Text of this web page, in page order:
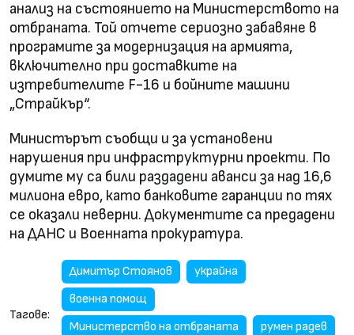
анализ на състоянието на Министерството на
отбраната. Той отчете сериозно забавяне в
програмите за модернизация на армията,
включително при доставките на
изтребителите F-16 и бойните машини
„Страйкър“.
Министърът съобщи и за установени
нарушения при инфраструктурни проекти. По
думите му са били раздадени аванси за над 16,6
милиона евро, като банковите гаранции по тях
се оказали неверни. Документите са предадени
на ДАНС и Военната прокуратура.
Тагове:
Димитър Стоянов
украйна
военна помощ
Министерство на отбраната
румен радев